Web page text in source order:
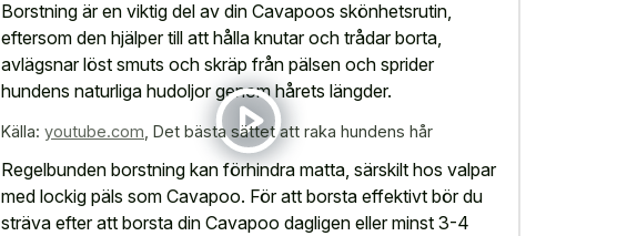
Borstning är en viktig del av din Cavapoos skönhetsrutin,
eftersom den hjälper till att hålla knutar och trådar borta,
avlägsnar löst smuts och skräp från pälsen och sprider
hundens naturliga hudoljor genom hårets längder.
Källa: youtube.com Det bästa sättet att raka hundens hår
Regelbunden borstning kan förhindra matta, särskilt hos valpar
med lockig päls som Cavapoo. För att borsta effektivt bör du
sträva efter att borsta din Cavapoo dagligen eller minst 3-4